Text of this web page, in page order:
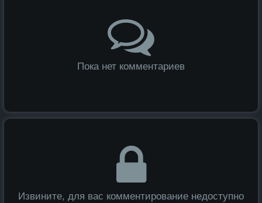
Пока нет комментариев
Извините, для вас комментирование недоступно